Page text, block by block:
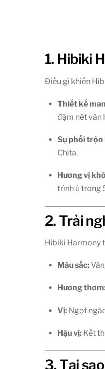
1. Hibiki
Điều gì khiến
Thiết kế
đậm nét văn
Sự phối trộn
Chita.
Hương vị
trình ủ trong
2. Trải
Hibiki Harmony
Màu sắc:
Hương
Vị:Ngọt
Hậu vị:Kết
3. Tại